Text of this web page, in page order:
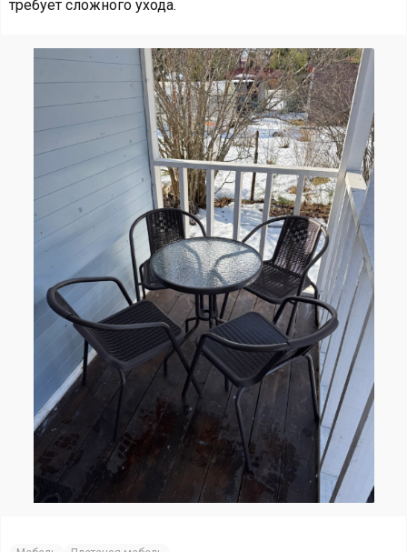
требует сложного ухода.